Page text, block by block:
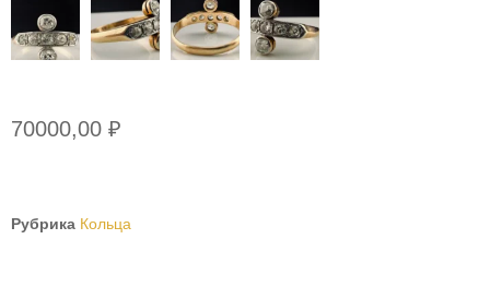
70000,00 ₽
Рубрика Кольца